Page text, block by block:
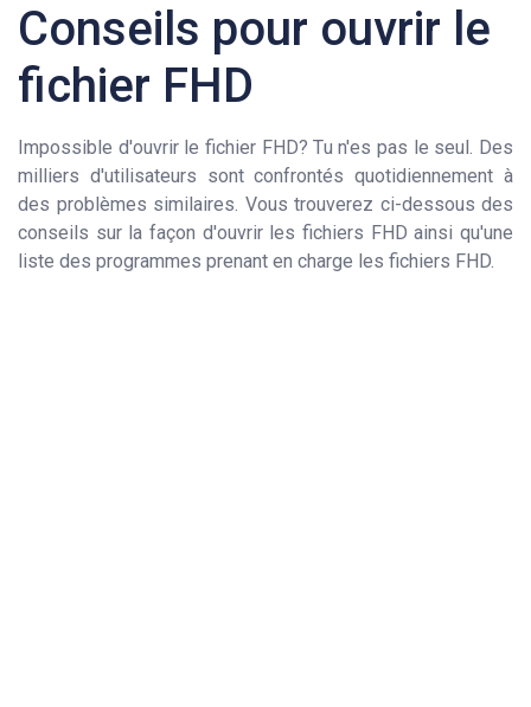
Conseils pour ouvrir le
fichier FHD
Impossible d'ouvrir le fichier FHD? Tu n'es pas le seul. Des
milliers d'utilisateurs sont confrontés quotidiennement à
des problèmes similaires. Vous trouverez ci-dessous des
conseils sur la façon d'ouvrir les fichiers FHD ainsi qu'une
liste des programmes prenant en charge les fichiers FHD.